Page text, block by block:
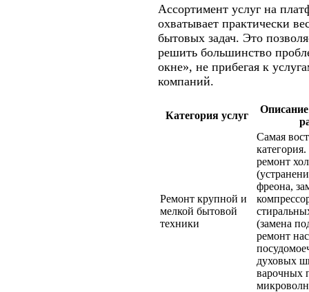
Ассортимент услуг на
охватывает практически
бытовых задач. Это
решить большинство
окне», не прибегая к
компаний.
Категория услуг
Ремонт крупной и
мелкой бытовой
техники
Самая
ремонт
фреона,
(замена
ремонт
духовых
варочных